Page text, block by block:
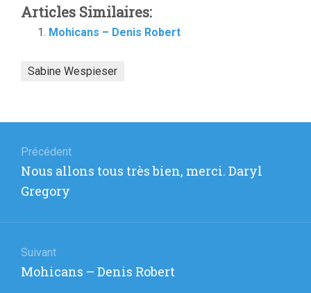
Articles Similaires:
Mohicans – Denis Robert
Sabine Wespieser
de
l’article
Précédent
Article
précédent
Nous allons tous très bien, merci. Daryl
Gregory
Suivant
Article
Mohicans – Denis Robert